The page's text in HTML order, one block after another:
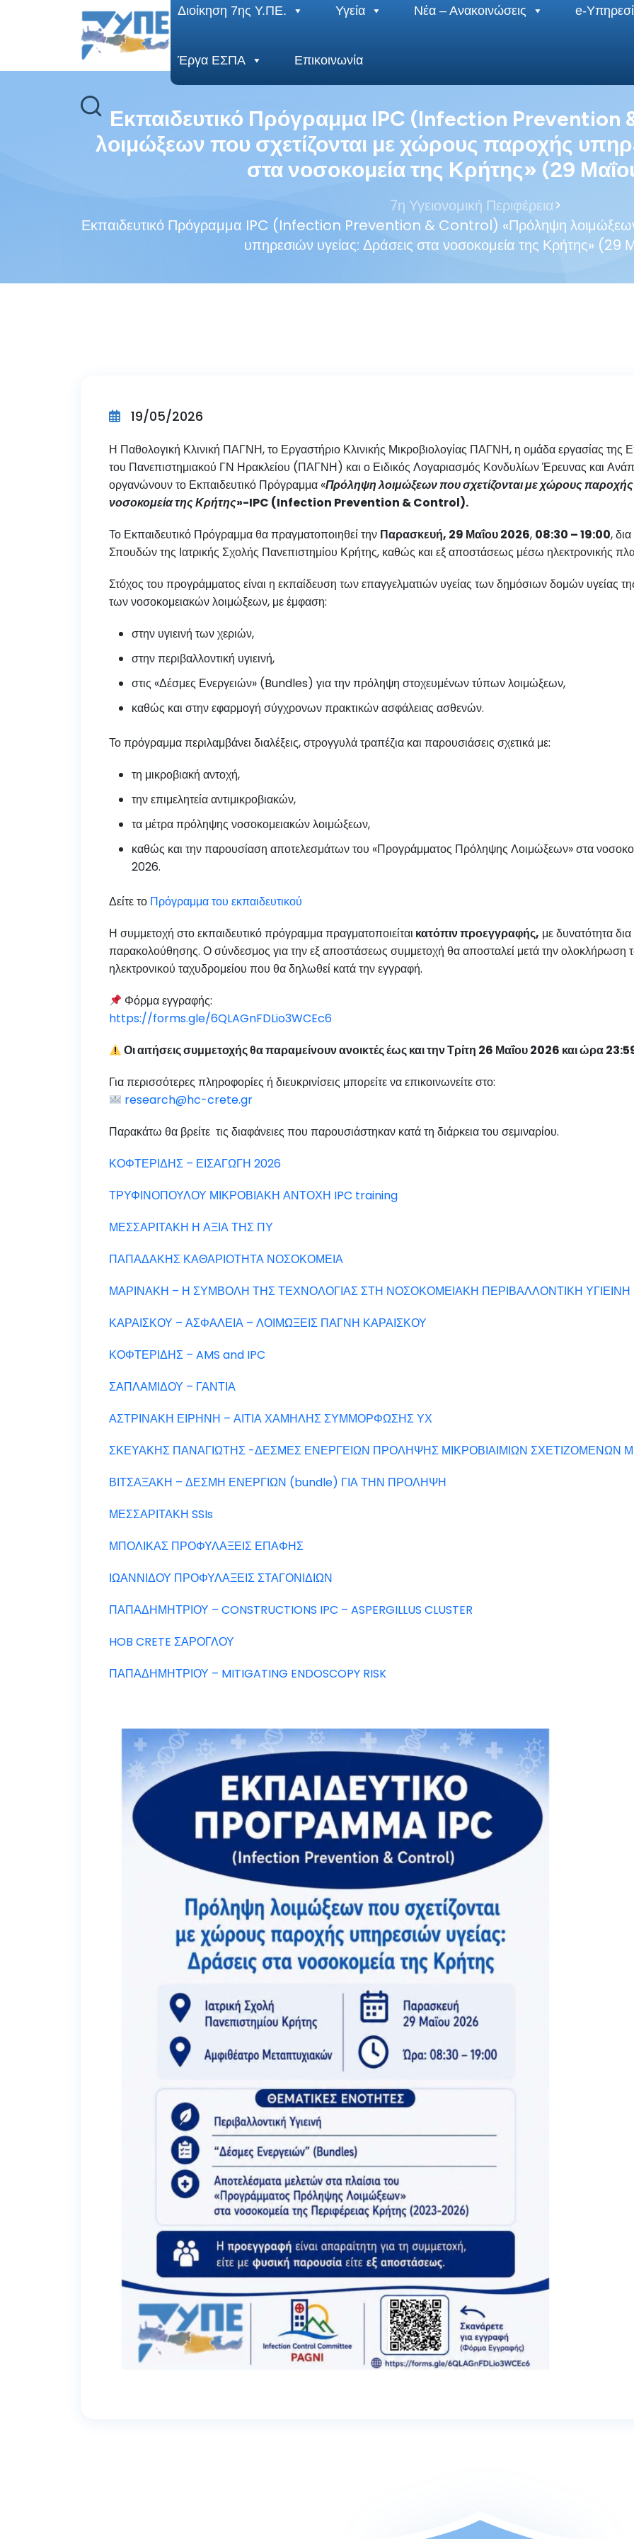
Διοίκηση 7ης Υ.ΠΕ. Υγεία Νέα – Ανακοινώσεις e-
Έργα ΕΣΠΑ Επικοινωνία
End Header Section -->
Εκπαιδευτικό Πρόγραμμα IPC (Infection
λοιμώξεων που σχετίζονται με χώρους παροχής
στα νοσοκομεία της Κρήτης» (29
7η Υγειονομική Περιφέρεια>
Εκπαιδευτικό Πρόγραμμα IPC (Infection Prevention & Control) «Πρόληψη λοιμώξεων
υπηρεσιών υγείας: Δράσεις στα νοσοκομεία της Κρήτης» (29
19/05/2026
Η Παθολογική Κλινική ΠΑΓΝΗ, το Εργαστήριο Κλινικής Μικροβιολογίας ΠΑΓΝΗ, η ομάδα εργασίας
του Πανεπιστημιακού ΓΝ Ηρακλείου (ΠΑΓΝΗ) και ο Ειδικός Λογαριασμός Κονδυλίων Έρευνας και
οργανώνουν το Εκπαιδευτικό Πρόγραμμα «Πρόληψη λοιμώξεων που σχετίζονται με χώρους
νοσοκομεία της Κρήτης»-IPC (Infection Prevention & Control).
Το Εκπαιδευτικό Πρόγραμμα θα πραγματοποιηθεί την Παρασκευή, 29 Μαΐου 2026, 08:30 – 19:00,
Σπουδών της Ιατρικής Σχολής Πανεπιστημίου Κρήτης, καθώς και εξ αποστάσεως μέσω ηλεκτρονικής
Στόχος του προγράμματος είναι η εκπαίδευση των επαγγελματιών υγείας των δημόσιων δομών υγείας
των νοσοκομειακών λοιμώξεων, με έμφαση:
στην υγιεινή των χεριών,
στην περιβαλλοντική υγιεινή,
στις «Δέσμες Ενεργειών» (Bundles) για την πρόληψη στοχευμένων τύπων λοιμώξεων,
καθώς και στην εφαρμογή σύγχρονων πρακτικών ασφάλειας ασθενών.
Το πρόγραμμα περιλαμβάνει διαλέξεις, στρογγυλά τραπέζια και παρουσιάσεις σχετικά με:
τη μικροβιακή αντοχή,
την επιμελητεία αντιμικροβιακών,
τα μέτρα πρόληψης νοσοκομειακών λοιμώξεων,
καθώς και την παρουσίαση αποτελεσμάτων του «Προγράμματος Πρόληψης Λοιμώξεων» στα
2026.
Δείτε το Πρόγραμμα του εκπαιδευτικού
Η συμμετοχή στο εκπαιδευτικό πρόγραμμα πραγματοποιείται κατόπιν προεγγραφής, με δυνατότητα
παρακολούθησης. Ο σύνδεσμος για την εξ αποστάσεως συμμετοχή θα αποσταλεί μετά την ολοκλήρωση
ηλεκτρονικού ταχυδρομείου που θα δηλωθεί κατά την εγγραφή.
Φόρμα εγγραφής:
https://forms.gle/6QLAGnFDLio3WCEc6
Οι αιτήσεις συμμετοχής θα παραμείνουν ανοικτές έως και την Τρίτη 26 Μαΐου 2026 και ώρα
Για περισσότερες πληροφορίες ή διευκρινίσεις μπορείτε να επικοινωνείτε στο:
research@hc-crete.gr
Παρακάτω θα βρείτε τις διαφάνειες που παρουσιάστηκαν κατά τη διάρκεια του σεμιναρίου.
ΚΟΦΤΕΡΙΔΗΣ – ΕΙΣΑΓΩΓΗ 2026
ΤΡΥΦΙΝΟΠΟΥΛΟΥ ΜΙΚΡΟΒΙΑΚΗ ΑΝΤΟΧΗ IPC training
ΜΕΣΣΑΡΙΤΑΚΗ Η ΑΞΙΑ ΤΗΣ ΠΥ
ΠΑΠΑΔΑΚΗΣ ΚΑΘΑΡΙΟΤΗΤΑ ΝΟΣΟΚΟΜΕΙΑ
ΜΑΡΙΝΑΚΗ – Η ΣΥΜΒΟΛΗ ΤΗΣ ΤΕΧΝΟΛΟΓΙΑΣ ΣΤΗ ΝΟΣΟΚΟΜΕΙΑΚΗ ΠΕΡΙΒΑΛΛΟΝΤΙΚΗ ΥΓΙΕΙΝΗ
ΚΑΡΑΙΣΚΟΥ – ΑΣΦΑΛΕΙΑ – ΛΟΙΜΩΞΕΙΣ ΠΑΓΝΗ ΚΑΡΑΙΣΚΟΥ
ΚΟΦΤΕΡΙΔΗΣ – AMS and IPC
ΣΑΠΛΑΜΙΔΟΥ – ΓΑΝΤΙΑ
ΑΣΤΡΙΝΑΚΗ ΕΙΡΗΝΗ – ΑΙΤΙΑ ΧΑΜΗΛΗΣ ΣΥΜΜΟΡΦΩΣΗΣ ΥΧ
ΣΚΕΥΑΚΗΣ ΠΑΝΑΓΙΩΤΗΣ -ΔΕΣΜΕΣ ΕΝΕΡΓΕΙΩΝ ΠΡΟΛΗΨΗΣ ΜΙΚΡΟΒΙΑΙΜΙΩΝ ΣΧΕΤΙΖΟΜΕΝΩΝ
ΒΙΤΣΑΞΑΚΗ – ΔΕΣΜΗ ΕΝΕΡΓΙΩΝ (bundle) ΓΙΑ ΤΗΝ ΠΡΟΛΗΨΗ
ΜΕΣΣΑΡΙΤΑΚΗ SSIs
ΜΠΟΛΙΚΑΣ ΠΡΟΦΥΛΑΞΕΙΣ ΕΠΑΦΗΣ
ΙΩΑΝΝΙΔΟΥ ΠΡΟΦΥΛΑΞΕΙΣ ΣΤΑΓΟΝΙΔΙΩΝ
ΠΑΠΑΔΗΜΗΤΡΙΟΥ – CONSTRUCTIONS IPC – ASPERGILLUS CLUSTER
HOB CRETE ΣΑΡΟΓΛΟΥ
ΠΑΠΑΔΗΜΗΤΡΙΟΥ – MITIGATING ENDOSCOPY RISK